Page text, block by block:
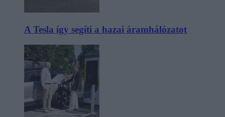
A Tesla így segíti a hazai áramhálózatot